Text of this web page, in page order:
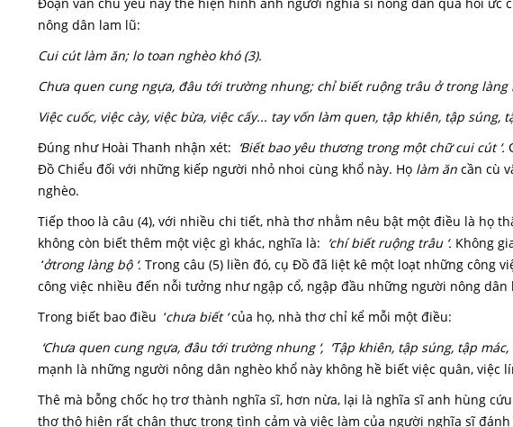
nông dân lam lũ:
Cui cút làm ăn; lo toan nghèo khó (3).
Chưa quen cung ngựa, đâu tới trường nhung; chỉ biết ruộng trâu ở trong làng
Việc cuốc, việc cày, việc bừa, việc cấy... tay vốn làm quen, tập khiên, tập súng,
Đúng như Hoài Thanh nhận xét: ‘Biết bao yêu thương trong một chữ cui cút ‘.
Đồ Chiểu đối với những kiếp người nhỏ nhoi cùng khổ này. Họ làm ăn cần cù
nghèo.
Tiếp thoo là câu (4), với nhiều chi tiết, nhà thơ nhằm nêu bật một điều là họ
không còn biết thêm một việc gì khác, nghĩa là: ‘chí biết ruộng trâu ‘. Không
‘ởtrong làng bộ ‘. Trong câu (5) liền đó, cụ Đồ đã liệt kê một loạt những công
công việc nhiều đến nỗi tưởng như ngập cổ, ngập đầu những người nông
Trong biết bao điều ‘chưa biết ‘ của họ, nhà thơ chỉ kể mỗi một điều:
‘Chưa quen cung ngựa, đâu tới trường nhung ‘, ‘Tập khiên, tập súng, tập mác,
mạnh là những người nông dân nghèo khổ này không hề biết việc quân, việc
Thê mà bỗng chốc họ trơ thành nghĩa sĩ, hơn nừa, lại là nghĩa sĩ anh hùng
thơ thô hiện rất chân thực trong tình cảm và việc làm của người nghĩa sĩ đánh